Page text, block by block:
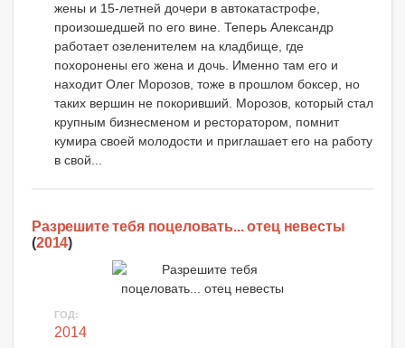
жены и 15-летней дочери в автокатастрофе,
произошедшей по его вине. Теперь Александр
работает озеленителем на кладбище, где
похоронены его жена и дочь. Именно там его и
находит Олег Морозов, тоже в прошлом боксер, но
таких вершин не покоривший. Морозов, который стал
крупным бизнесменом и ресторатором, помнит
кумира своей молодости и приглашает его на работу
в свой...
Разрешите тебя поцеловать... отец невесты
(2014)
ГОД:
2014